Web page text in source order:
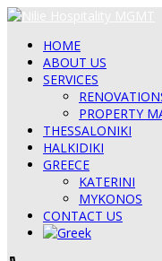
HOME
ABOUT US
SERVICES
PROPERTY
THESSALONIKI
HALKIDIKI
GREECE
KATERINI
MYKONOS
CONTACT US